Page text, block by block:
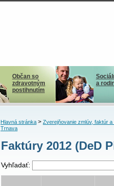
Občan so
zdravotným
postihnutím
a
Hlavná stránka> Zverejňovanie zmlúv, faktúr a
Trnava
Faktúry 2012 (DeD
Vyhľadať: